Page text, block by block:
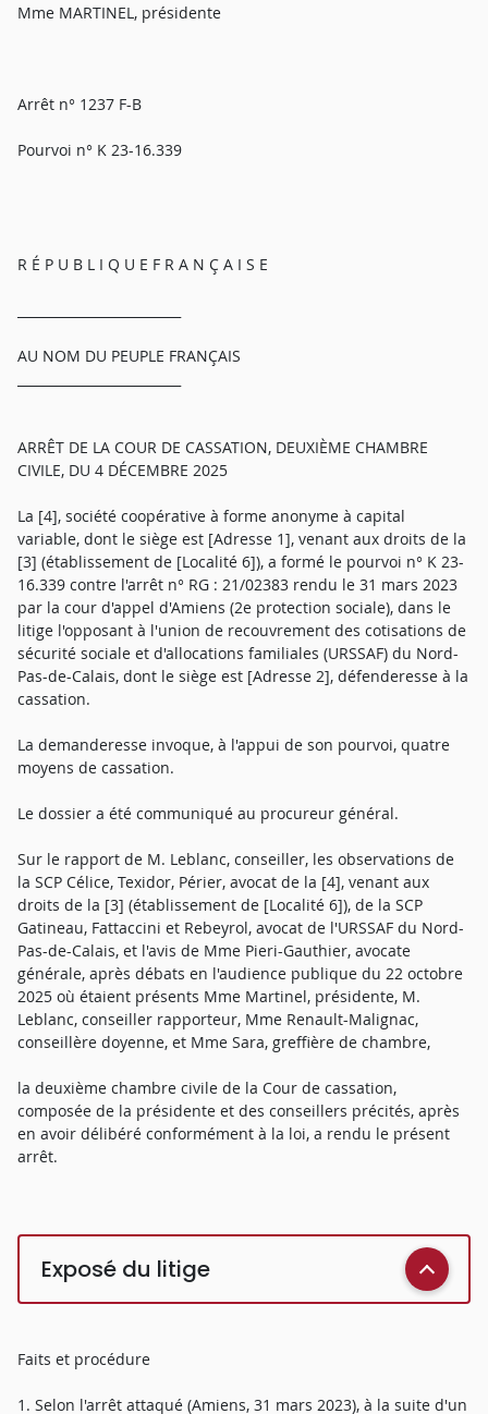
Mme MARTINEL, présidente
Arrêt n° 1237 F-B
Pourvoi n° K 23-16.339
R É P U B L I Q U E F R A N Ç A I S E
AU NOM DU PEUPLE FRANÇAIS
ARRÊT DE LA COUR DE CASSATION, DEUXIÈME CHAMBRE
CIVILE, DU 4 DÉCEMBRE 2025
La [4], société coopérative à forme anonyme à capital
variable, dont le siège est [Adresse 1], venant aux droits de la
[3] (établissement de [Localité 6]), a formé le pourvoi n° K 23-
16.339 contre l'arrêt n° RG : 21/02383 rendu le 31 mars 2023
par la cour d'appel d'Amiens (2e protection sociale), dans le
litige l'opposant à l'union de recouvrement des cotisations de
sécurité sociale et d'allocations familiales (URSSAF) du Nord-
Pas-de-Calais, dont le siège est [Adresse 2], défenderesse à la
cassation.
La demanderesse invoque, à l'appui de son pourvoi, quatre
moyens de cassation.
Le dossier a été communiqué au procureur général.
Sur le rapport de M. Leblanc, conseiller, les observations de
la SCP Célice, Texidor, Périer, avocat de la [4], venant aux
droits de la [3] (établissement de [Localité 6]), de la SCP
Gatineau, Fattaccini et Rebeyrol, avocat de l'URSSAF du Nord-
Pas-de-Calais, et l'avis de Mme Pieri-Gauthier, avocate
générale, après débats en l'audience publique du 22 octobre
2025 où étaient présents Mme Martinel, présidente, M.
Leblanc, conseiller rapporteur, Mme Renault-Malignac,
conseillère doyenne, et Mme Sara, greffière de chambre,
la deuxième chambre civile de la Cour de cassation,
composée de la présidente et des conseillers précités, après
en avoir délibéré conformément à la loi, a rendu le présent
arrêt.
Exposé du litige
Faits et procédure
1. Selon l'arrêt attaqué (Amiens, 31 mars 2023), à la suite d'un